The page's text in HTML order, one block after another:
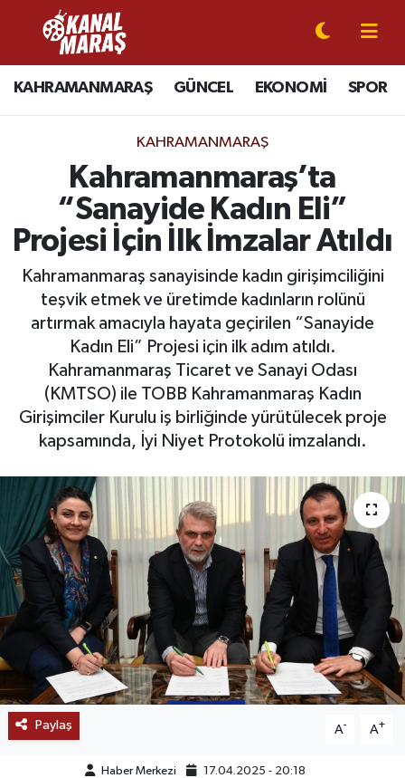
KAHRAMANMARAŞ GÜNCEL EKONOMİ SPOR
KAHRAMANMARAŞ
Kahramanmaraş’ta
“Sanayide Kadın Eli”
Projesi İçin İlk İmzalar Atıldı
Kahramanmaraş sanayisinde kadın girişimciliğini
teşvik etmek ve üretimde kadınların rolünü
artırmak amacıyla hayata geçirilen “Sanayide
Kadın Eli” Projesi için ilk adım atıldı.
Kahramanmaraş Ticaret ve Sanayi Odası
(KMTSO) ile TOBB Kahramanmaraş Kadın
Girişimciler Kurulu iş birliğinde yürütülecek proje
kapsamında, İyi Niyet Protokolü imzalandı.
Paylaş A- A+
Haber Merkezi 17.04.2025 - 20:18
CANLI YAYIN
KAHRAMANMARAŞ
SPOR
SİYASET
EKONOMİ
GÜNDEM
MAGAZİN
SAĞLIK
EĞİTİM
BÖLGE
KEŞFET
POPÜLER
DÜNYA
TREND
MEDYA
Kahramanmaraş Nöbetçi Eczaneler
Kahramanmaraş Hava Durumu
Kahramanmaraş Trafik Yoğunluk Haritası
Süper Lig Puan Durumu ve Fikstür
Tüm Manşetler
Son Dakika Haberleri
Haber Arşivi